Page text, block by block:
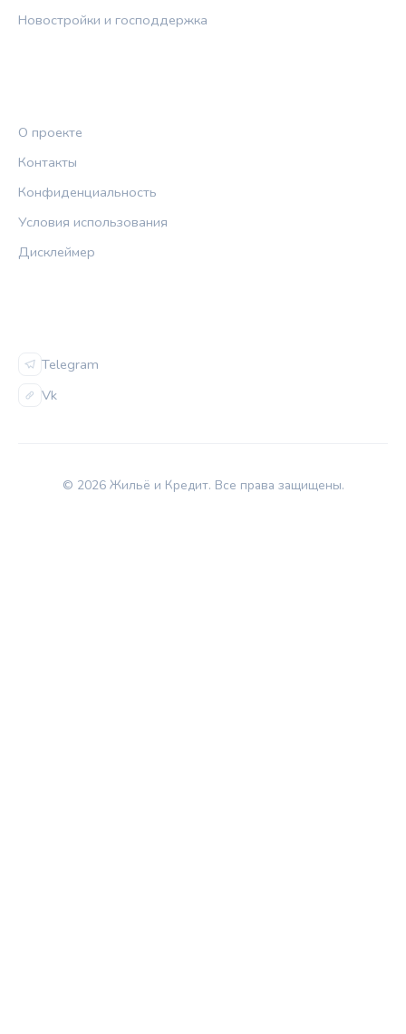
Новостройки и господдержка
О проекте
Контакты
Конфиденциальность
Условия использования
Дисклеймер
Telegram
Vk
© 2026 Жильё и Кредит. Все права защищены.